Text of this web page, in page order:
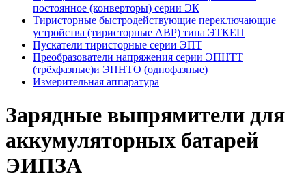
постоянное (конверторы) серии ЭК
Тиристорные быстродействующие переключающие
устройства (тиристорные АВР) типа ЭТКЕП
Пускатели тиристорные серии ЭПТ
Преобразователи напряжения серии ЭПНТТ
(трёхфазные)и ЭПНТО (однофазные)
Измерительная аппаратура
Зарядные выпрямители для
аккумуляторных батарей
ЭИПЗА